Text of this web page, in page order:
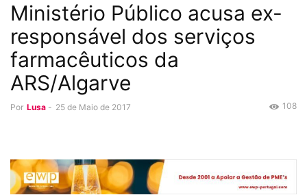
Ministério Público acusa ex-
responsável dos serviços
farmacêuticos da
ARS/Algarve
Por Lusa - 25 de Maio de 2017 108